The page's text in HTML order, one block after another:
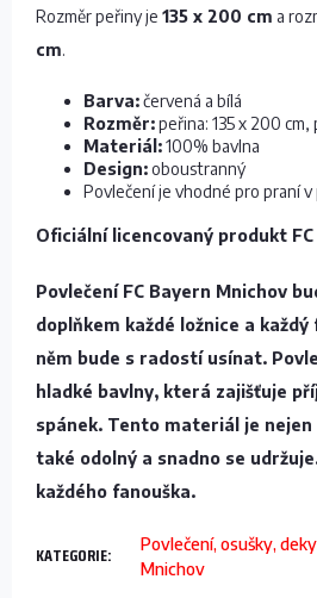
Rozměr peřiny je 135 x 200 cm a
cm.
Barva:červená a bílá
Rozměr:peřina: 135 x 200 cm,
Materiál:100% bavlna
Design:oboustranný
Povlečení je vhodné pro praní v
Oficiální licencovaný produkt
Povlečení FC Bayern Mnichov
doplňkem každé ložnice a každý
něm bude s radostí usínat.
hladké bavlny, která zajišťuje
spánek. Tento materiál je nejen
také odolný a snadno se
každého fanouška.
KATEGORIE:
Povlečení, osušky,
Mnichov